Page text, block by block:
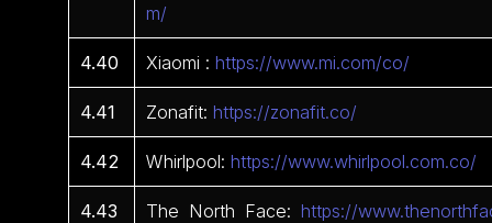
m/
4.40 Xiaomi :https://www.mi.com/co/
4.41 Zonafit:https://zonafit.co/
4.42 Whirlpool:https://www.whirlpool.com.co/
4.43 The North Face:https://